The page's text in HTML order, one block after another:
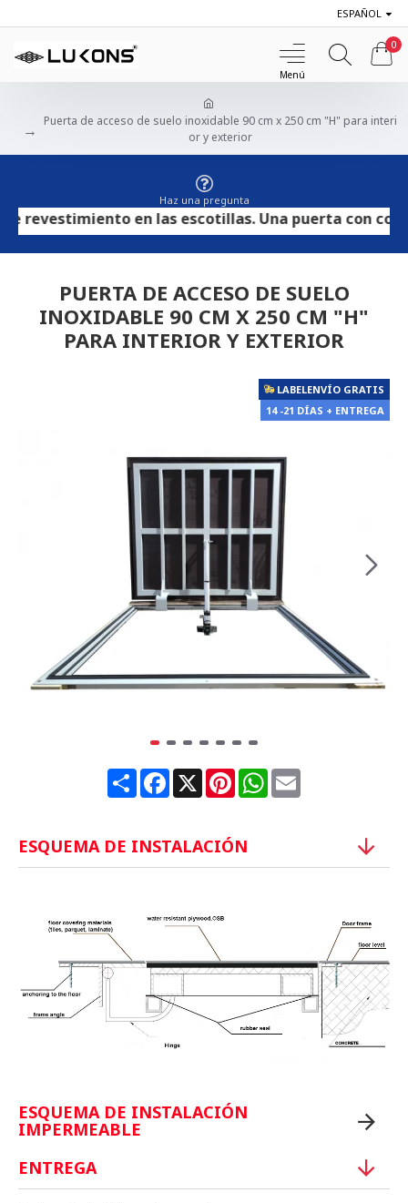
ESPAÑOL
0
Puerta de acceso de suelo inoxidable 90 cm x 250 cm "H" para interi
or y exterior
Haz una pregunta
en las escotillas. Una puerta con
PUERTA DE ACCESO DE SUELO
INOXIDABLE 90 CM X 250 CM "H"
PARA INTERIOR Y EXTERIOR
LABELENVÍO GRATIS
14 -21 DÍAS + ENTREGA
ShareFacebook
X PinterestWhatsApp
Email
ESQUEMA DE INSTALACIÓN
ESQUEMA DE INSTALACIÓN
IMPERMEABLE
ENTREGA